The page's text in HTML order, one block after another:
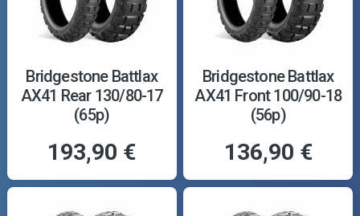
Bridgestone Battlax
AX41 Rear 130/80-17
(65p)
193,90 €
Bridgestone Battlax
AX41 Front 100/90-18
(56p)
136,90 €